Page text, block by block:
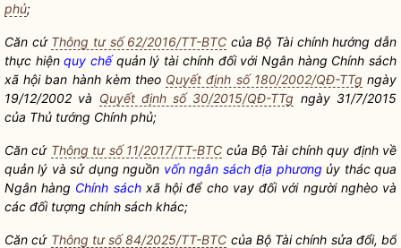
phủ;
Căn cứ Thông tư số 62/2016/TT-BTC của Bộ Tài chính hướng dẫn
thực hiệnquy chếquản lý tài chính đối với Ngân hàng Chính sách
xã hội ban hành kèm theo Quyết định số 180/2002/QĐ-TTg ngày
19/12/2002 và Quyết định số 30/2015/QĐ-TTg ngày 31/7/2015
của Thủ tướng Chính phủ;
Căn cứ Thông tư số 11/2017/TT-BTC của Bộ Tài chính quy định về
quản lý và sử dụng nguồn vốn ngân sách địa phương ủy thác qua
Ngân hàng Chính sáchxã hội để cho vay đối với người nghèo và
các đối tượng chính sách khác;
Căn cứ Thông tư số 84/2025/TT-BTC của Bộ Tài chính sửa đổi, bổ